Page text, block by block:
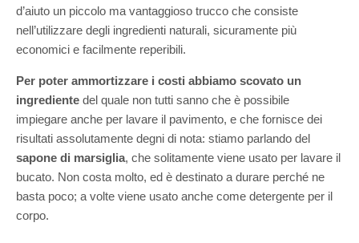
d’aiuto un piccolo ma vantaggioso trucco che consiste
nell’utilizzare degli ingredienti naturali, sicuramente più
economici e facilmente reperibili.
Per poter ammortizzare i costi abbiamo scovato un
ingrediente del quale non tutti sanno che è possibile
impiegare anche per lavare il pavimento, e che fornisce dei
risultati assolutamente degni di nota: stiamo parlando del
sapone di marsiglia, che solitamente viene usato per lavare il
bucato. Non costa molto, ed è destinato a durare perché ne
basta poco; a volte viene usato anche come detergente per il
corpo.